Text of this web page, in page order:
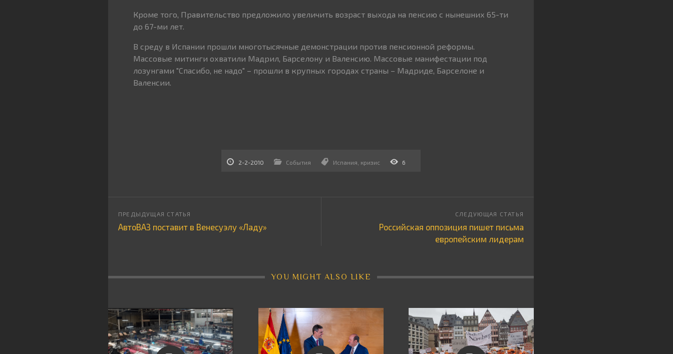
Кроме того, Правительство предложило увеличить возраст выхода на пенсию с нынешних 65-ти
до 67-ми лет.
В среду в Испании прошли многотысячные демонстрации против пенсионной реформы.
Массовые митинги охватили Мадрил, Барселону и Валенсию. Массовые манифестации под
лозунгами "Спасибо, не надо" – прошли в крупных городах страны – Мадриде, Барселоне и
Валенсии.
2-2-2010 События Испания кризис 6
АвтоВАЗ поставит в Венесуэлу «Ладу»
Российская оппозиция пишет письма
европейским лидерам
YOU MIGHT ALSO LIKE